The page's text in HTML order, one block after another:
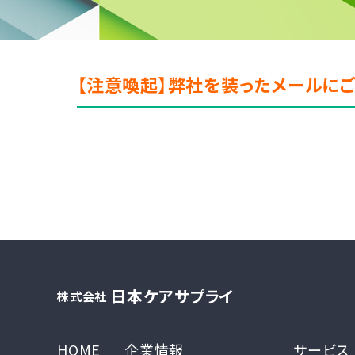
【注意喚起】弊社を装ったメールに
株式会社 日本ケアサプライ
HOME 企業情報 サービス